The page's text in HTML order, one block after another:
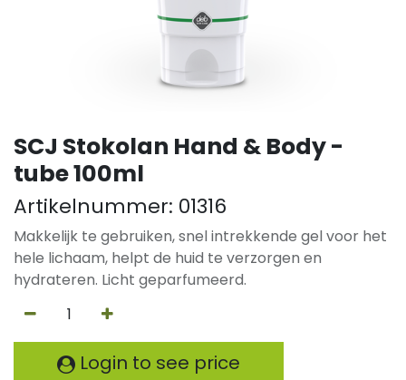
SCJ Stokolan Hand & Body -
tube 100ml
Artikelnummer: 01316
Makkelijk te gebruiken, snel intrekkende gel voor het
hele lichaam, helpt de huid te verzorgen en
hydrateren. Licht geparfumeerd.
Login to see price